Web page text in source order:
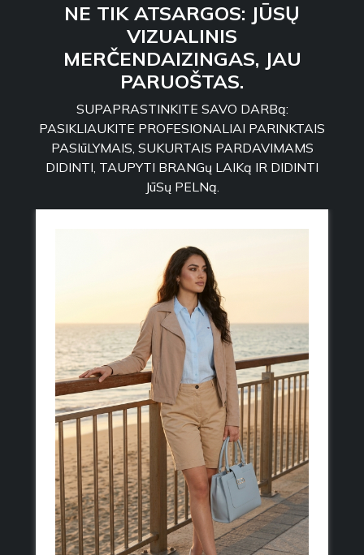
NE TIK ATSARGOS: JŪSŲ
VIZUALINIS
MERČENDAIZINGAS, JAU
PARUOŠTAS.
SUPAPRASTINKITE SAVO DARBą:
PASIKLIAUKITE PROFESIONALIAI PARINKTAIS
PASIūLYMAIS, SUKURTAIS PARDAVIMAMS
DIDINTI, TAUPYTI BRANGų LAIKą IR DIDINTI
JūSų PELNą.